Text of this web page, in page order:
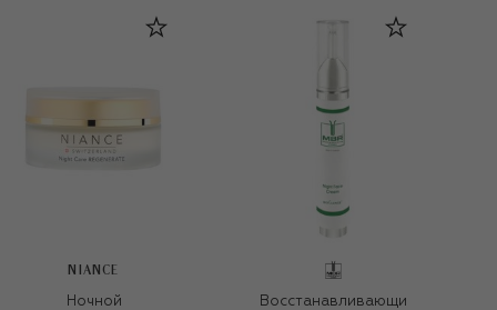
NIANCE
Ночной
Восстанавливающи